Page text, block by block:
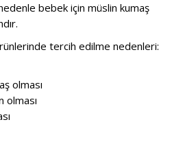
bebek için müslin kumaş
tercih edilme nedenleri:
olması
olması